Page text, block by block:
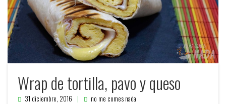
Wrap de tortilla, pavo y queso
31 diciembre, 2016 no me comes nada